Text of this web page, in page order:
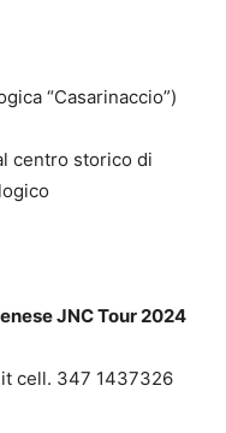
“Casarinaccio”)
centro storico di
JNC Tour 2024
cell. 347 1437326